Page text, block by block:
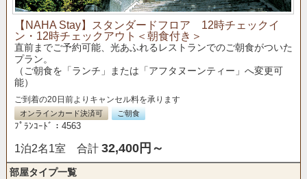
【NAHA Stay】スタンダードフロア 12時チェックイ
ン・12時チェックアウト＜朝食付き＞
直前までご予約可能、光あふれるレストランでのご朝食がついた
プラン。
（ご朝食を「ランチ」または「アフタヌーンティー」へ変更可
能）
ご到着の20日前よりキャンセル料を承ります
オンラインカード決済可 ご朝食
ﾌﾟﾗﾝｺｰﾄﾞ：4563
1泊2名1室 合計 32,400円～
部屋タイプ一覧